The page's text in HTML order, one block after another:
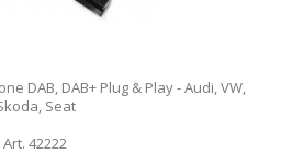
DAB, DAB+ Plug & Play - Audi, VW,
Seat
Art. 42222